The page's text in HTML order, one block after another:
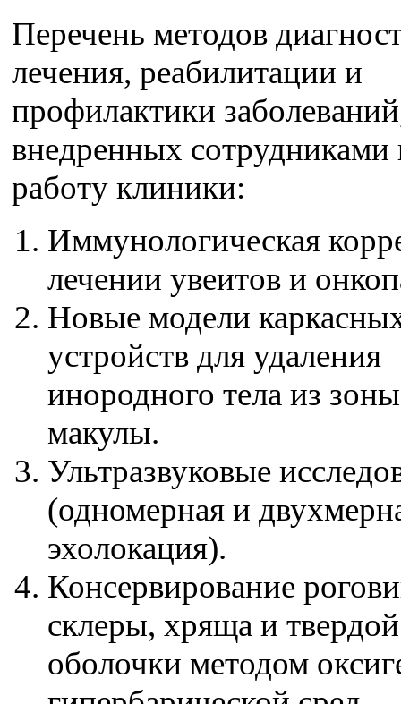
Перечень методов
лечения, реабилитации и
профилактики
внедренных
работу клиники:
Иммунологическая
лечении увеитов и
Новые модели
устройств для удаления
инородного тела из
макулы.
Ультразвуковые
(одномерная и
эхолокация).
Консервирование
склеры, хряща и
оболочки методом